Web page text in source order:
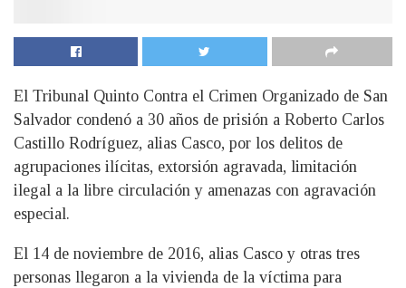
El Tribunal Quinto Contra el Crimen Organizado de San
Salvador condenó a 30 años de prisión a Roberto Carlos
Castillo Rodríguez, alias Casco, por los delitos de
agrupaciones ilícitas, extorsión agravada, limitación
ilegal a la libre circulación y amenazas con agravación
especial.
El 14 de noviembre de 2016, alias Casco y otras tres
personas llegaron a la vivienda de la víctima para